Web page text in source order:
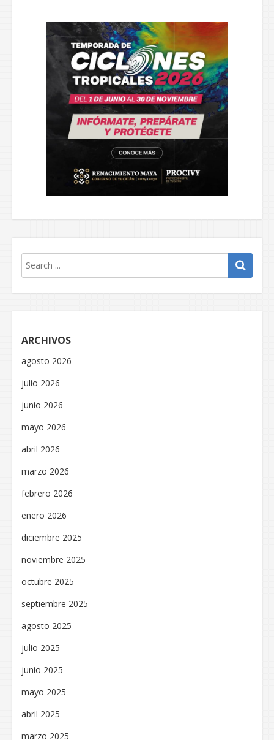
ARCHIVOS
agosto 2026
julio 2026
junio 2026
mayo 2026
abril 2026
marzo 2026
febrero 2026
enero 2026
diciembre 2025
noviembre 2025
octubre 2025
septiembre 2025
agosto 2025
julio 2025
junio 2025
mayo 2025
abril 2025
marzo 2025